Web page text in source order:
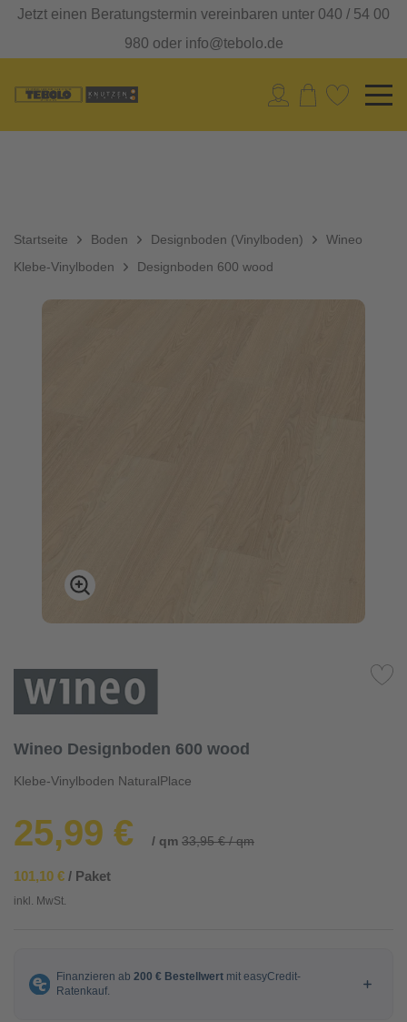
Jetzt einen Beratungstermin vereinbaren unter 040 / 54 00
980 oder info@tebolo.de
Startseite Boden
Designboden (Vinylboden)
Klebe-Vinylboden
Wineo
Designboden 600 wood
Wineo Designboden 600 wood
Klebe-Vinylboden NaturalPlace
25,99 € / qm 33,95 € / qm
101,10 € / Paket
inkl. MwSt.